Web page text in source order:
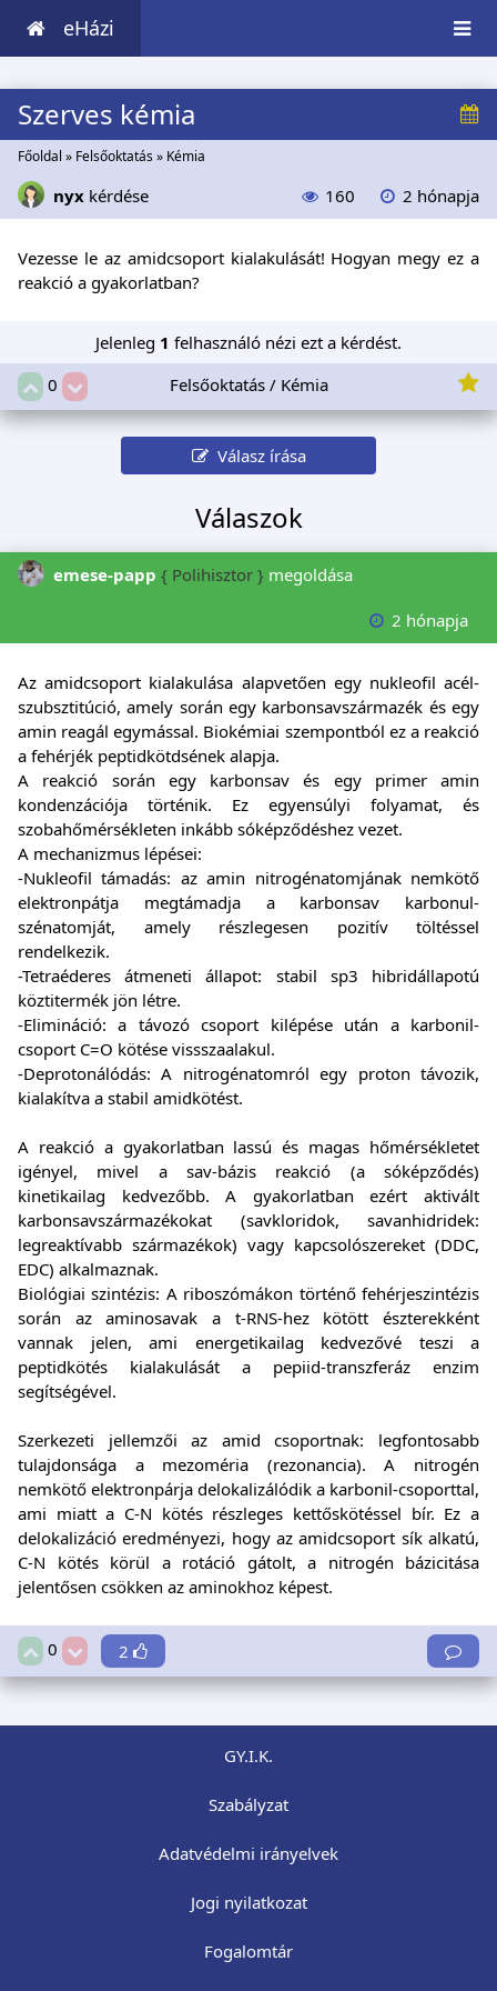
eHázi
Szerves kémia
Főoldal » Felsőoktatás» Kémia
nyx kérdése 160 2 hónapja
Vezesse le az amidcsoport kialakulását! Hogyan megy ez a
reakció a gyakorlatban?
Jelenleg 1 felhasználó nézi ezt a kérdést.
0
Felsőoktatás / Kémia
Válasz írása
Válaszok
emese-papp { Polihisztor } megoldása
2 hónapja
Az amidcsoport kialakulása alapvetően egy nukleofil acél-
szubsztitúció, amely során egy karbonsavszármazék és egy
amin reagál egymással. Biokémiai szempontból ez a reakció
a fehérjék peptidkötdsének alapja.
A reakció során egy karbonsav és egy primer amin
kondenzációja történik. Ez egyensúlyi folyamat, és
szobahőmérsékleten inkább sóképződéshez vezet.
A mechanizmus lépései:
-Nukleofil támadás: az amin nitrogénatomjának nemkötő
elektronpátja megtámadja a karbonsav karbonul-
szénatomját, amely részlegesen pozitív töltéssel
rendelkezik.
-Tetraéderes átmeneti állapot: stabil sp3 hibridállapotú
köztitermék jön létre.
-Elimináció: a távozó csoport kilépése után a karbonil-
csoport C=O kötése vissszaalakul.
-Deprotonálódás: A nitrogénatomról egy proton távozik,
kialakítva a stabil amidkötést.
A reakció a gyakorlatban lassú és magas hőmérsékletet
igényel, mivel a sav-bázis reakció (a sóképződés)
kinetikailag kedvezőbb. A gyakorlatban ezért aktivált
karbonsavszármazékokat (savkloridok, savanhidridek:
legreaktívabb származékok) vagy kapcsolószereket (DDC,
EDC) alkalmaznak.
Biológiai szintézis: A riboszómákon történő fehérjeszintézis
során az aminosavak a t-RNS-hez kötött észterekként
vannak jelen, ami energetikailag kedvezővé teszi a
peptidkötés kialakulását a pepiid-transzferáz enzim
segítségével.
Szerkezeti jellemzői az amid csoportnak: legfontosabb
tulajdonsága a mezoméria (rezonancia). A nitrogén
nemkötő elektronpárja delokalizálódik a karbonil-csoporttal,
ami miatt a C-N kötés részleges kettőskötéssel bír. Ez a
delokalizáció eredményezi, hogy az amidcsoport sík alkatú,
C-N kötés körül a rotáció gátolt, a nitrogén bázicitása
jelentősen csökken az aminokhoz képest.
0 2
GY.I.K.
Szabályzat
Adatvédelmi irányelvek
Jogi nyilatkozat
Fogalomtár